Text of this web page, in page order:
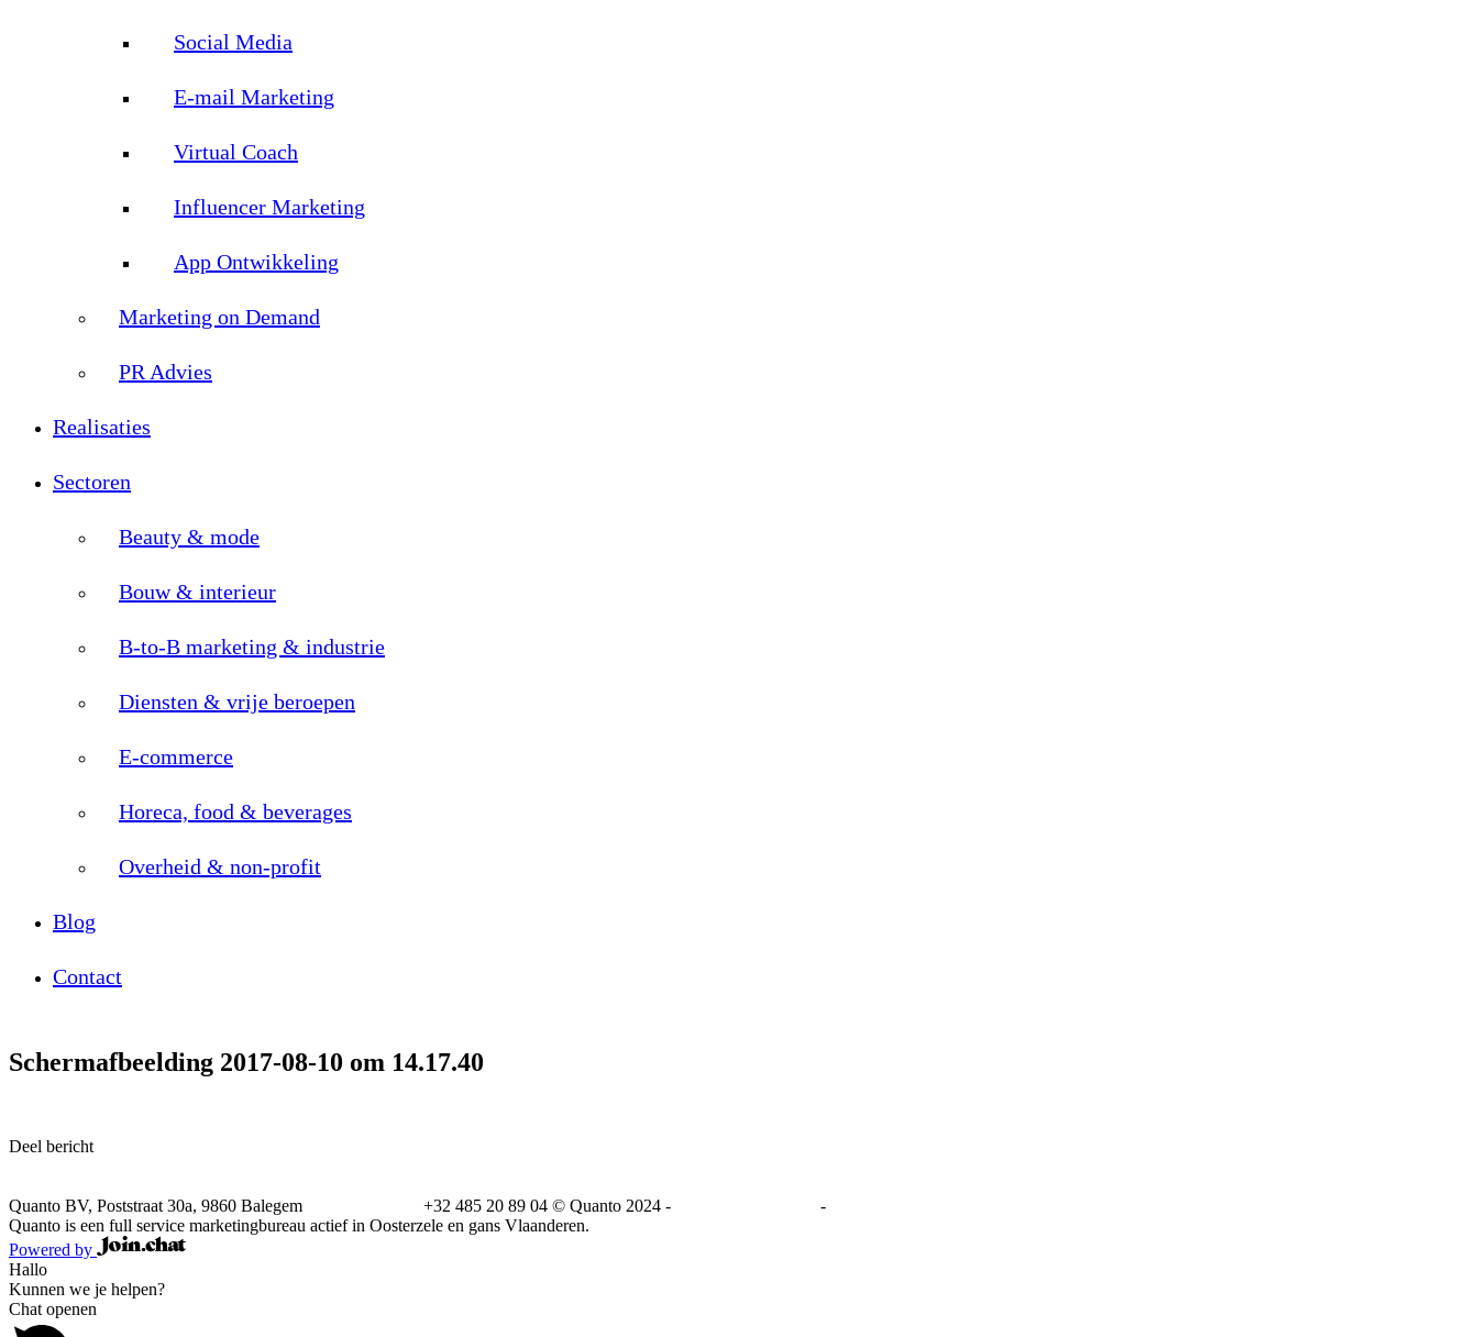
Social Media
E-mail Marketing
Virtual Coach
Influencer Marketing
App Ontwikkeling
Marketing on Demand
PR Advies
Realisaties
Sectoren
Beauty & mode
Bouw & interieur
B-to-B marketing & industrie
Diensten & vrije beroepen
E-commerce
Horeca, food & beverages
Overheid & non-profit
Blog
Contact
Schermafbeelding 2017-08-10 om 14.17.40
Deel bericht
Quanto BV, Poststraat 30a, 9860 Balegem +32 485 20 89 04 © Quanto 2024 - -
Quanto is een full service marketingbureau actief in Oosterzele en gans Vlaanderen.
Powered by
Hallo
Kunnen we je helpen?
Chat openen